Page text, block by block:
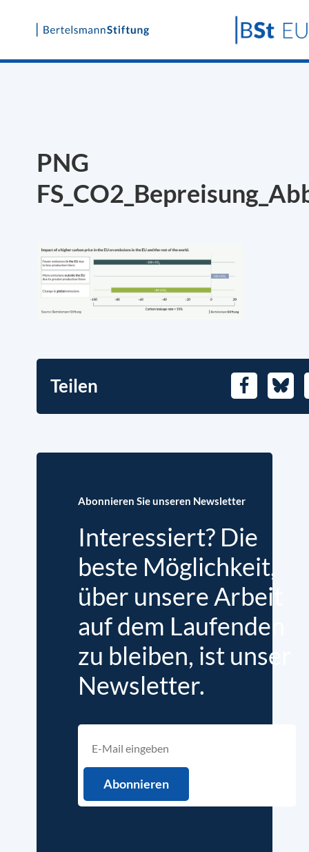
Skip
PNG
Teilen Facebook
Abonnieren Sie unseren Newsletter
Interessiert? Die
beste Möglichkeit,
über unsere Arbeit
auf dem Laufenden
zu bleiben, ist unser
Newsletter.